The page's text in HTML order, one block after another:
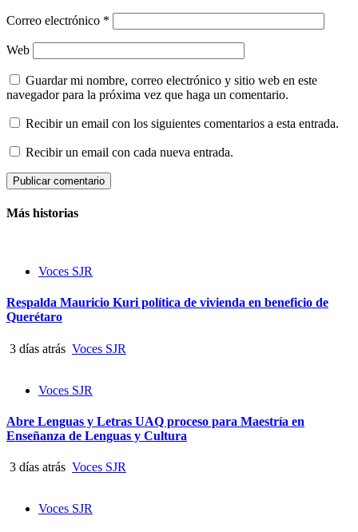
Correo electrónico *
Web
Guardar mi nombre, correo electrónico y sitio web en este
navegador para la próxima vez que haga un comentario.
Recibir un email con los siguientes comentarios a esta entrada.
Recibir un email con cada nueva entrada.
Más historias
Voces SJR
Respalda Mauricio Kuri política de vivienda en beneficio de
Querétaro
3 días atrás Voces SJR
Voces SJR
Abre Lenguas y Letras UAQ proceso para Maestría en
Enseñanza de Lenguas y Cultura
3 días atrás Voces SJR
Voces SJR